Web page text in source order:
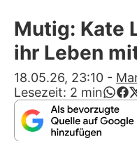
Mutig: Kate
ihr Leben
18.05.26, 23:10 -
Lesezeit: 2 min